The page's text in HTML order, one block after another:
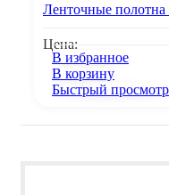
Ленточные полотна
Цена:
В избранное
В корзину
Быстрый просмотр